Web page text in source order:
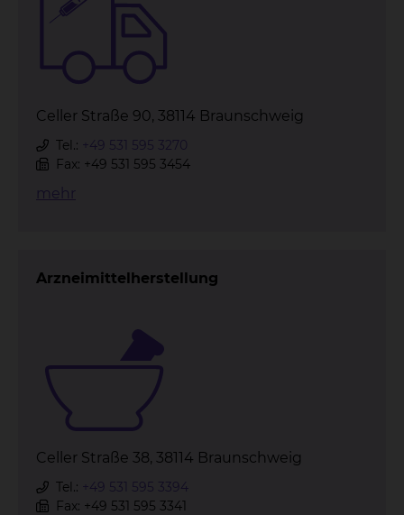
Celler Straße 90, 38114 Braunschweig
Tel.: +49 531 595 3270
Fax: +49 531 595 3454
mehr
Arzneimittelherstellung
Celler Straße 38, 38114 Braunschweig
Tel.: +49 531 595 3394
Fax: +49 531 595 3341